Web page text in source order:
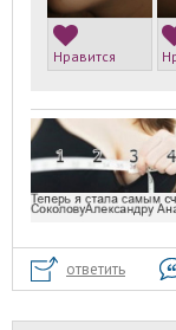
Нравится
ответить